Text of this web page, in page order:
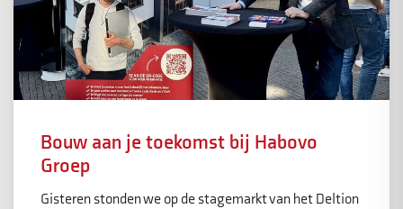
Bouw aan je toekomst bij Habovo
Groep
Gisteren stonden we op de stagemarkt van het Deltion